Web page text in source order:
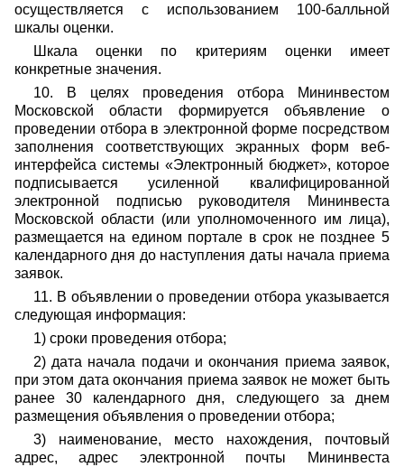
осуществляется с использованием 100-балльной
шкалы оценки.
Шкала оценки по критериям оценки имеет
конкретные значения.
10. В целях проведения отбора Мининвестом
Московской области формируется объявление о
проведении отбора в электронной форме посредством
заполнения соответствующих экранных форм веб-
интерфейса системы «Электронный бюджет», которое
подписывается усиленной квалифицированной
электронной подписью руководителя Мининвеста
Московской области (или уполномоченного им лица),
размещается на едином портале в срок не позднее 5
календарного дня до наступления даты начала приема
заявок.
11. В объявлении о проведении отбора указывается
следующая информация:
1) сроки проведения отбора;
2) дата начала подачи и окончания приема заявок,
при этом дата окончания приема заявок не может быть
ранее 30 календарного дня, следующего за днем
размещения объявления о проведении отбора;
3) наименование, место нахождения, почтовый
адрес, адрес электронной почты Мининвеста